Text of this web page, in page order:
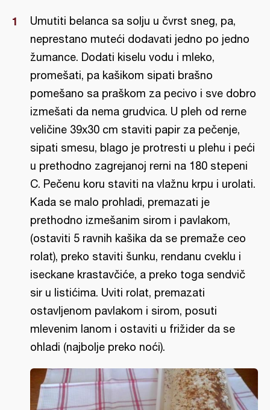
Umutiti belanca sa solju u čvrst sneg, pa,
neprestano muteći dodavati jedno po jedno
žumance. Dodati kiselu vodu i mleko,
promešati, pa kašikom sipati brašno
pomešano sa praškom za pecivo i sve dobro
izmešati da nema grudvica. U pleh od rerne
veličine 39x30 cm staviti papir za pečenje,
sipati smesu, blago je protresti u plehu i peći
u prethodno zagrejanoj rerni na 180 stepeni
C. Pečenu koru staviti na vlažnu krpu i urolati.
Kada se malo prohladi, premazati je
prethodno izmešanim sirom i pavlakom,
(ostaviti 5 ravnih kašika da se premaže ceo
rolat), preko staviti šunku, rendanu cveklu i
iseckane krastavčiće, a preko toga sendvič
sir u listićima. Uviti rolat, premazati
ostavljenom pavlakom i sirom, posuti
mlevenim lanom i ostaviti u frižider da se
ohladi (najbolje preko noći).